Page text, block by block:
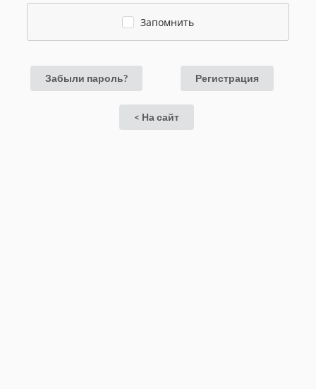
Запомнить
Забыли пароль? Регистрация
< На сайт